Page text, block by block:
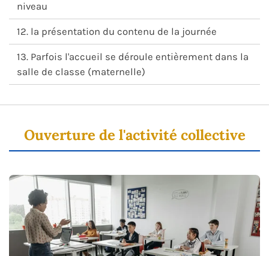
niveau
12. la présentation du contenu de la journée
13. Parfois l'accueil se déroule entièrement dans la
salle de classe (maternelle)
Ouverture de l'activité collective